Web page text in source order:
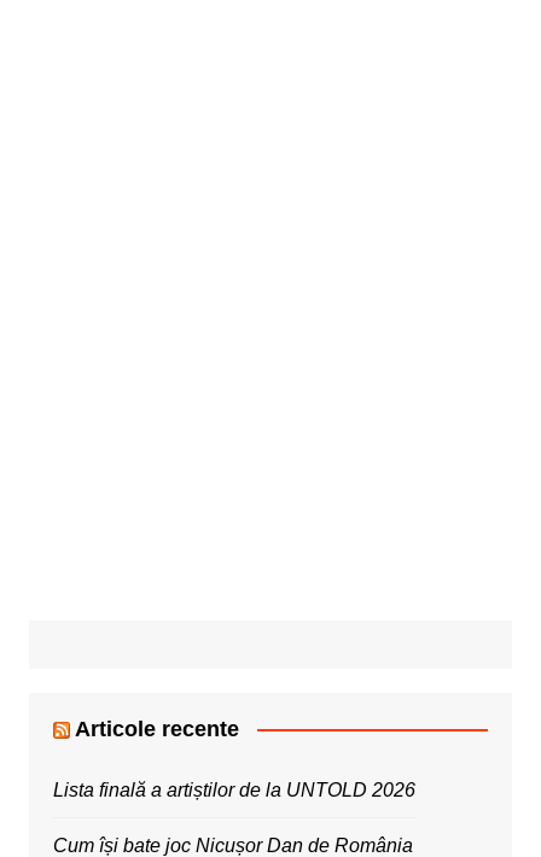
Articole recente
Lista finală a artiștilor de la UNTOLD 2026
Cum își bate joc Nicușor Dan de România